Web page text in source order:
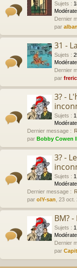
Sujets :
Dernier
par alban
31 -
Sujets :
Dernier
par freric
3? -
Sujets : 1
Dernier message :
par Bobby Cowen
3? -
Sujets : 1
Dernier message :
par olY-san , 23
BM?
Sujets : 1
Dernier
par